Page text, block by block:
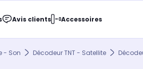
Avis clients Accessoires
- Son Décodeur TNT - Satellite